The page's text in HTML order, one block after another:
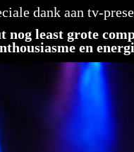
dank aan tv-
nog least grote
en